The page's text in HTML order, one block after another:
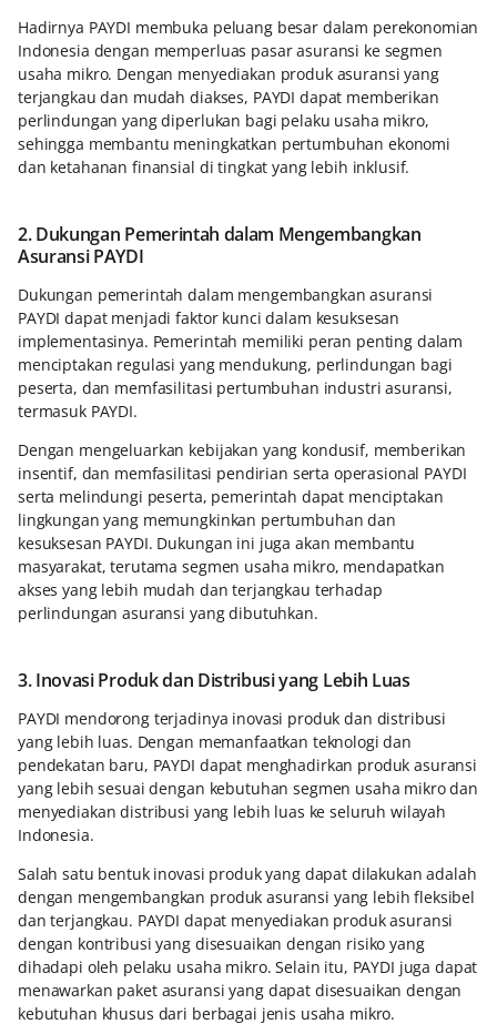
Hadirnya PAYDI membuka peluang besar dalam perekonomian
Indonesia dengan memperluas pasar asuransi ke segmen
usaha mikro. Dengan menyediakan produk asuransi yang
terjangkau dan mudah diakses, PAYDI dapat memberikan
perlindungan yang diperlukan bagi pelaku usaha mikro,
sehingga membantu meningkatkan pertumbuhan ekonomi
dan ketahanan finansial di tingkat yang lebih inklusif.
2. Dukungan Pemerintah dalam Mengembangkan
Asuransi PAYDI
Dukungan pemerintah dalam mengembangkan asuransi
PAYDI dapat menjadi faktor kunci dalam kesuksesan
implementasinya. Pemerintah memiliki peran penting dalam
menciptakan regulasi yang mendukung, perlindungan bagi
peserta, dan memfasilitasi pertumbuhan industri asuransi,
termasuk PAYDI.
Dengan mengeluarkan kebijakan yang kondusif, memberikan
insentif, dan memfasilitasi pendirian serta operasional PAYDI
serta melindungi peserta, pemerintah dapat menciptakan
lingkungan yang memungkinkan pertumbuhan dan
kesuksesan PAYDI. Dukungan ini juga akan membantu
masyarakat, terutama segmen usaha mikro, mendapatkan
akses yang lebih mudah dan terjangkau terhadap
perlindungan asuransi yang dibutuhkan.
3. Inovasi Produk dan Distribusi yang Lebih Luas
PAYDI mendorong terjadinya inovasi produk dan distribusi
yang lebih luas. Dengan memanfaatkan teknologi dan
pendekatan baru, PAYDI dapat menghadirkan produk asuransi
yang lebih sesuai dengan kebutuhan segmen usaha mikro dan
menyediakan distribusi yang lebih luas ke seluruh wilayah
Indonesia.
Salah satu bentuk inovasi produk yang dapat dilakukan adalah
dengan mengembangkan produk asuransi yang lebih fleksibel
dan terjangkau. PAYDI dapat menyediakan produk asuransi
dengan kontribusi yang disesuaikan dengan risiko yang
dihadapi oleh pelaku usaha mikro. Selain itu, PAYDI juga dapat
menawarkan paket asuransi yang dapat disesuaikan dengan
kebutuhan khusus dari berbagai jenis usaha mikro.